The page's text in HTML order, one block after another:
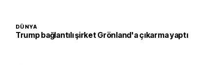
DÜNYA
Trump bağlantılı şirket Grönland'a çıkarma yaptı